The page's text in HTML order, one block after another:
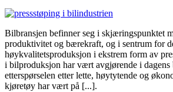
Bilbransjen befinner seg i skjæringspunktet
produktivitet og bærekraft, og i sentrum for
høykvalitetsproduksjon i ekstrem form av
i bilproduksjon har vært avgjørende i dagens
etterspørselen etter lette, høytytende og
kjøretøy har vært på [...].